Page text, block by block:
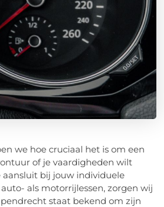
we hoe cruciaal het is om een
of je vaardigheden wilt
aansluit bij jouw individuele
als motorrijlessen, zorgen wij
staat bekend om zijn